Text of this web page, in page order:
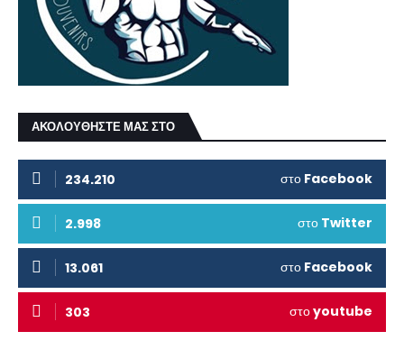
ΑΚΟΛΟΥΘΗΣΤΕ ΜΑΣ ΣΤΟ
234.210 στο Facebook
2.998 στο Twitter
13.061 στο Facebook
303 στοyoutube